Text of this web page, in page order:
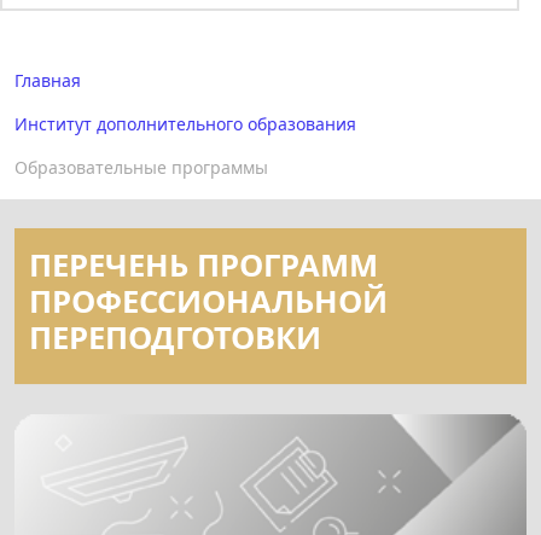
Главная
Институт дополнительного образования
Образовательные программы
ПЕРЕЧЕНЬ ПРОГРАММ
ПРОФЕССИОНАЛЬНОЙ
ПЕРЕПОДГОТОВКИ